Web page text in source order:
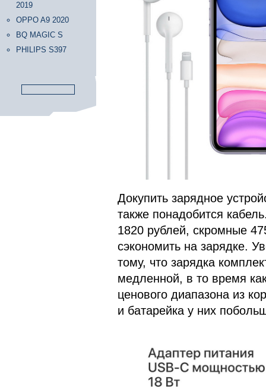
2019
OPPO A9 2020
BQ MAGIC S
PHILIPS S397
Докупить зарядное
также понадобится
1820 рублей, скромные
сэкономить на зарядке.
тому, что зарядка
медленной, в то время
ценового диапазона из
и батарейка у них